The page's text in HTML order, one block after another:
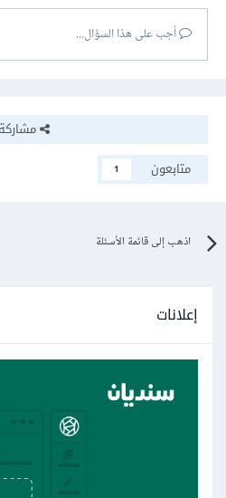
أجب على هذا السؤال...
مشاركة
متابعون
1
اذهب إلى قائمة الأسئلة
إعلانات